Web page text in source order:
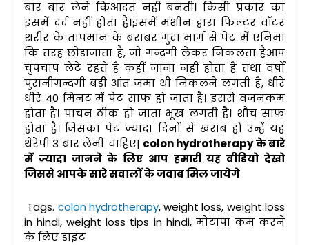
बार बार लेने किआदत नहीं बनती। किसी प्रकार का
इसमें दर्द नहीं होता है।इसमें मशीन द्वारा फिल्टर वॉटर
शरीर के तापमान के बराबर गुदा मार्ग से पेट में एनिमा
कि तरह छोड़ाजाता है, जो गन्दगी लेकर निकलता हैआप
चुपचाप लेटे रहते है कहीं जाना नहीं होता है तथा वर्षो
पुरानीगन्दगी बड़ी आंत जमा थी निकलने लगती है, धीरे
धीरे 40 मिनट में पेट साफ हो जाता है। इससे वजनकम
होता है। पाचन ठीक हो जाता भूख लगती है। शौच साफ
होता है। जिसका पेट ज्यादा दिनों से खराब हो उन्हें यह
थेरेपी 3 बार लेनी चाहिए| colon hydrotherapy के बारे
में ज्यादा जानने के लिए आप हमारी यह वीडियो देखो
जिससे आपके सारे सवालों के जवाब मिल जायेगे
Tags. colon hydrotherapy, weight loss, weight loss
in hindi, weight loss tips in hindi, मोटापा कम करने
के लिए डाइट